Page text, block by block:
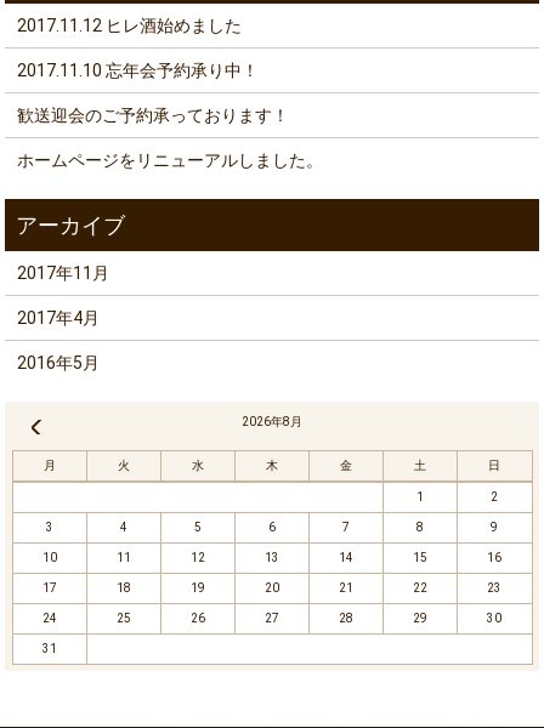
2017.11.12 ヒレ酒始めました
2017.11.10 忘年会予約承り中！
歓送迎会のご予約承っております！
ホームページをリニューアルしました。
2017年11月
2017年4月
2016年5月
2026年8月
月 火 水 木 金 土 日
1 2
3 4 5 6 7 8 9
10 11 12 13 14 15 16
17 18 19 20 21 22 23
24 25 26 27 28 29 30
31